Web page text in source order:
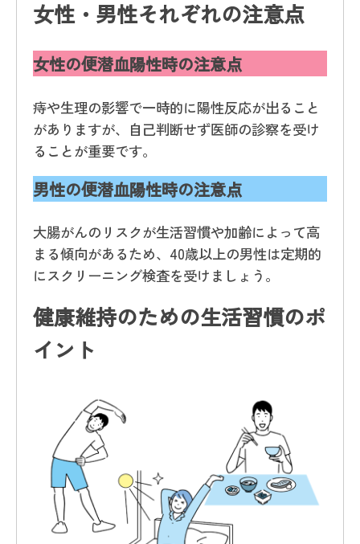
女性・男性それぞれの注意点
女性の便潜血陽性時の注意点
痔や生理の影響で一時的に陽性反応が出ること
がありますが、自己判断せず医師の診察を受け
ることが重要です。
男性の便潜血陽性時の注意点
大腸がんのリスクが生活習慣や加齢によって高
まる傾向があるため、40歳以上の男性は定期的
にスクリーニング検査を受けましょう。
健康維持のための生活習慣のポ
イント